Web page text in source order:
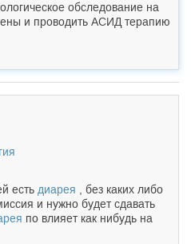
обследование на
и проводить АСИД терапию
есть диарея , без каких либо
и нужно будет сдавать
по влияет как нибудь на